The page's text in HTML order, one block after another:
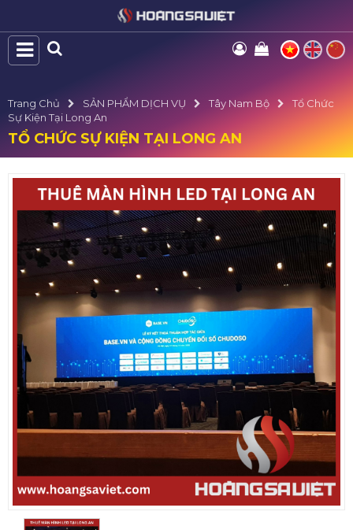
Trang Chủ SẢN PHẨM DỊCH VỤ Tây Nam Bộ
Tổ Chức
Sự Kiện Tại Long An
TỔ CHỨC SỰ KIỆN TẠI LONG AN